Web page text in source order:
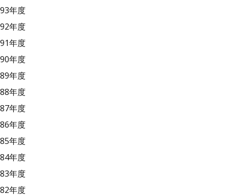
93年度
92年度
91年度
90年度
89年度
88年度
87年度
86年度
85年度
84年度
83年度
82年度